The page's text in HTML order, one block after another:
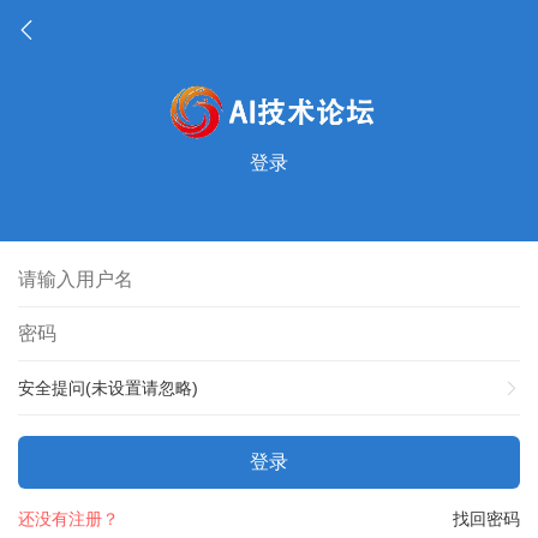
登录
安全提问(未设置请忽略)
登录
找回密码
还没有注册？